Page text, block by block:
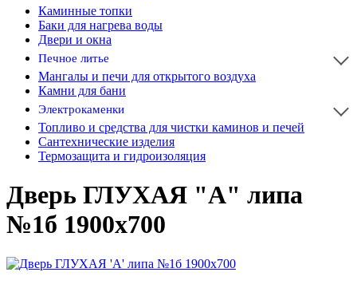
Каминные топки
Баки для нагрева воды
Двери и окна
Печное литье
Мангалы и печи для открытого воздуха
Камни для бани
Электрокаменки
Топливо и средства для чистки каминов и печей
Сантехнические изделия
Термозащита и гидроизоляция
Дверь ГЛУХАЯ "А" липа
№1б 1900х700